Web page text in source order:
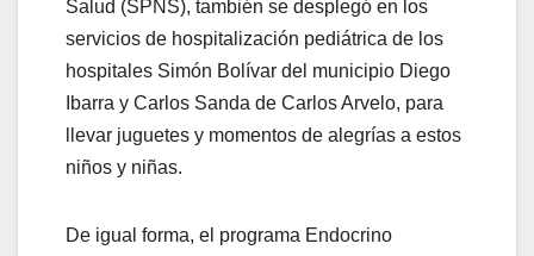
Salud (SPNS), también se desplegó en los
servicios de hospitalización pediátrica de los
hospitales Simón Bolívar del municipio Diego
Ibarra y Carlos Sanda de Carlos Arvelo, para
llevar juguetes y momentos de alegrías a estos
niños y niñas.
De igual forma, el programa Endocrino